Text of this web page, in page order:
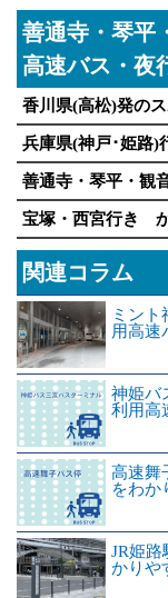
善通寺・琴
高速バス・夜
香川県(高松)発の
兵庫県(神戸･姫路)
善通寺・琴平・観
宝塚・西宮行き
関連コラム
ミント
用高
神姫バ
利用高
高速舞
をわ
JR姫
かりや